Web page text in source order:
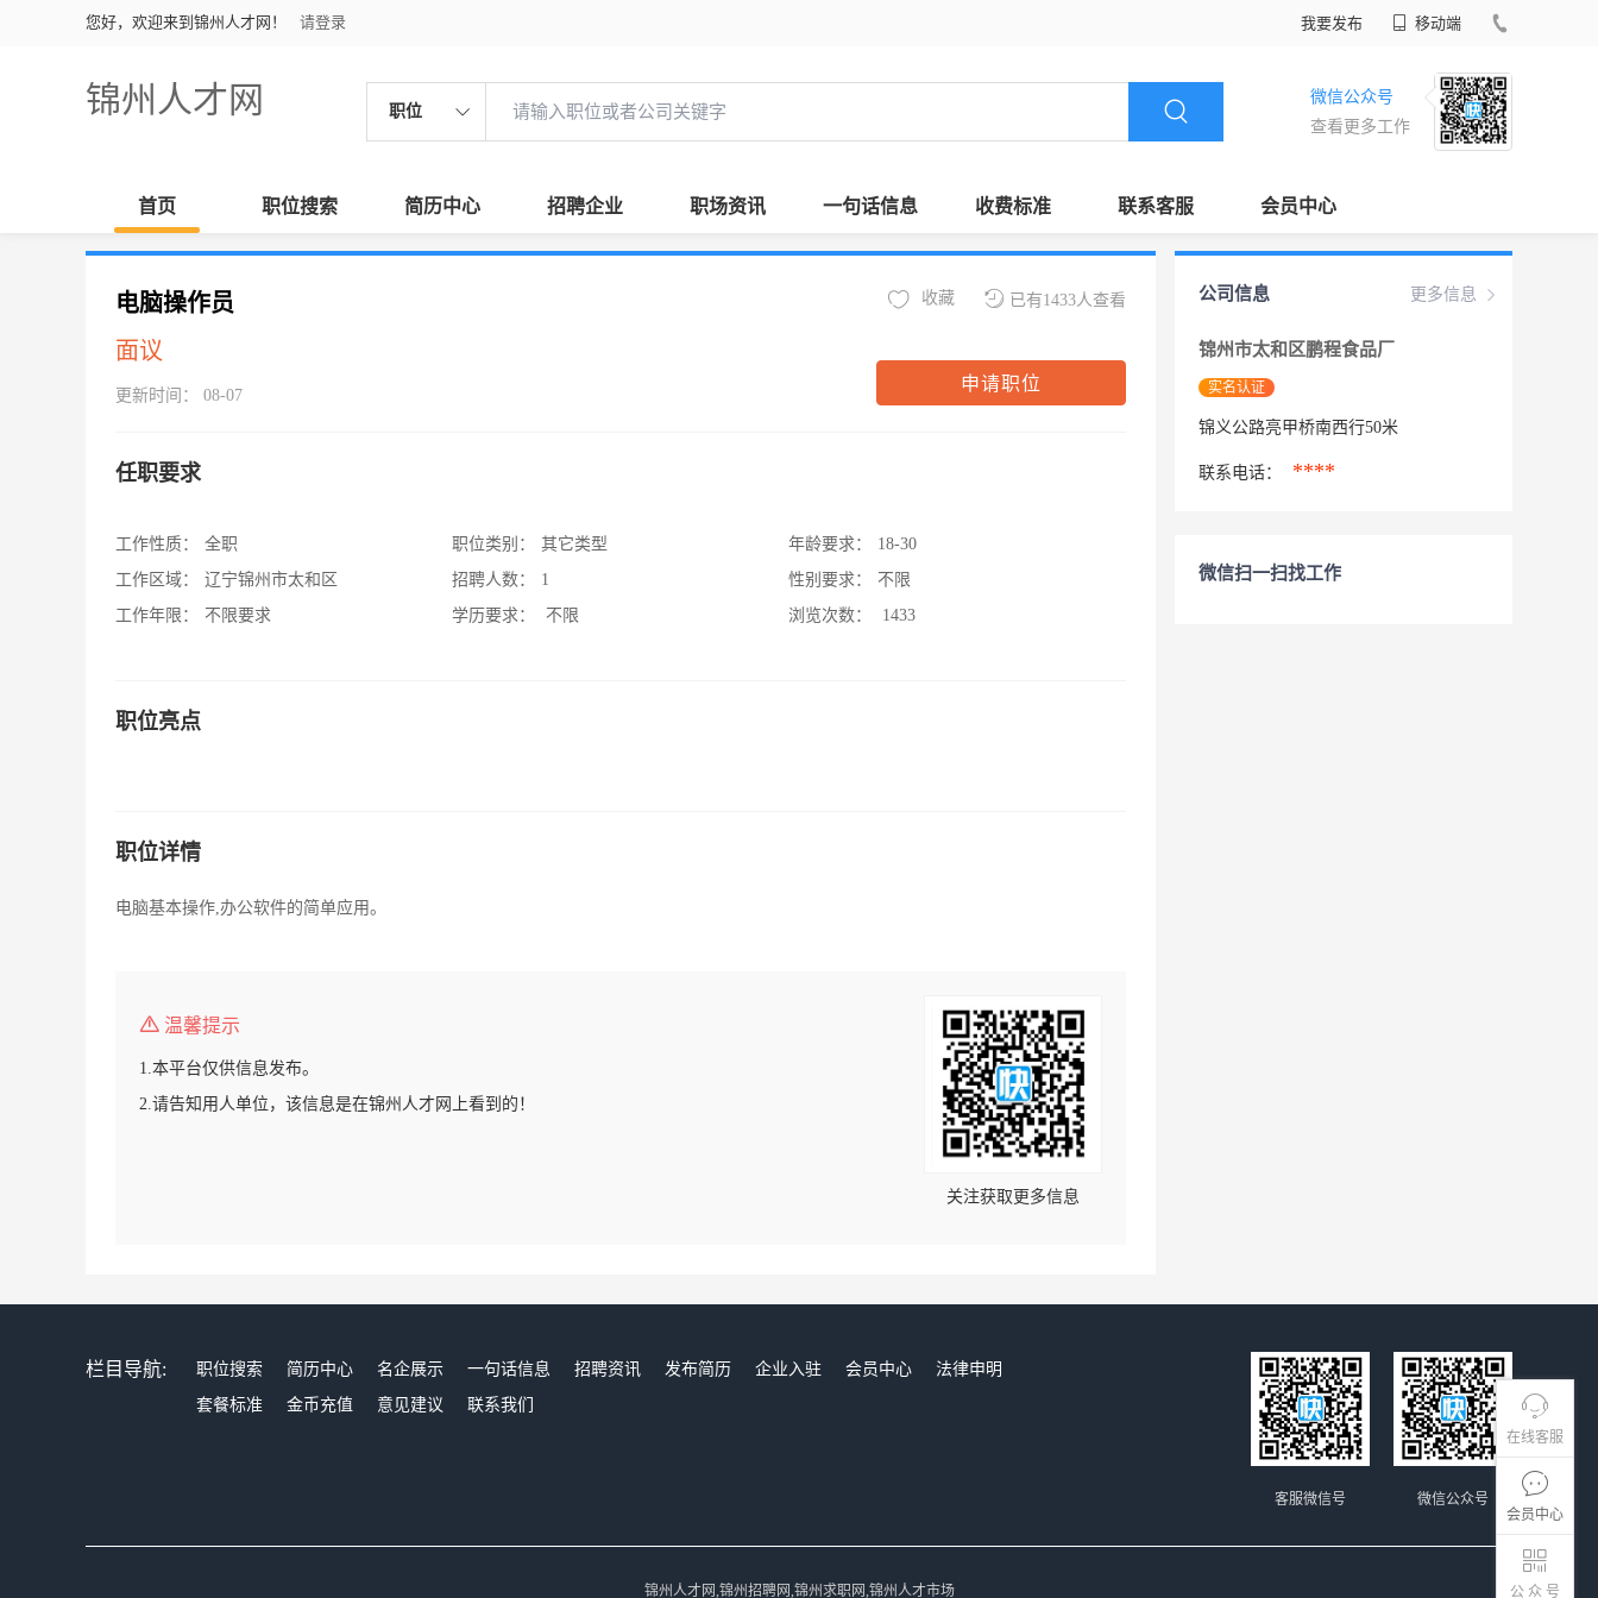
您好，欢迎来到锦州人才网！ 请登录 我要发布 移动端
锦州人才网 职位
微信公众号
查看更多工作
首页 职位搜索 简历中心 招聘企业 职场资讯 一句话信息 收费标准 联系客服 会员中心
在线客服
会员中心
公 众 号
电脑操作员
面议
更新时间： 08-07
已有1433人查看
收藏
申请职位
任职要求
工作性质：
全职
工作区域：
辽宁锦州市太和区
工作年限：
不限要求
职位类别：
其它类型
招聘人数：
1
学历要求：
不限
年龄要求：
18-30
性别要求：
不限
浏览次数：
1433
职位亮点
职位详情
电脑基本操作,办公软件的简单应用。
温馨提示
1.本平台仅供信息发布。
2.请告知用人单位，该信息是在锦州人才网上看到的！
关注获取更多信息
更多信息
公司信息
锦州市太和区鹏程食品厂
实名认证
锦义公路亮甲桥南西行50米
联系电话： ****
微信扫一扫找工作
栏目导航: 职位搜索 简历中心 名企展示 一句话信息 招聘资讯 发布简历 企业入驻 会员中心
法律申明
套餐标准
金币充值 意见建议 联系我们
微信公众号
客服微信号
锦州人才网,锦州招聘网,锦州求职网,锦州人才市场